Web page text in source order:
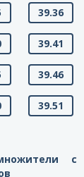
39.36
39.41
39.46
39.51
с